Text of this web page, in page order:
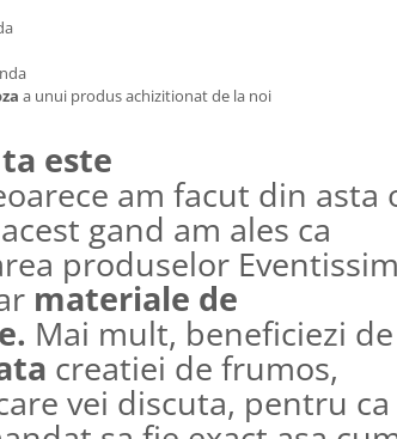
a unui produs achizitionat de la noi
este
am facut din asta
gand am ales ca
produselor
materiale de
Mai mult, beneficiezi de
creatiei de frumos,
vei discuta, pentru ca